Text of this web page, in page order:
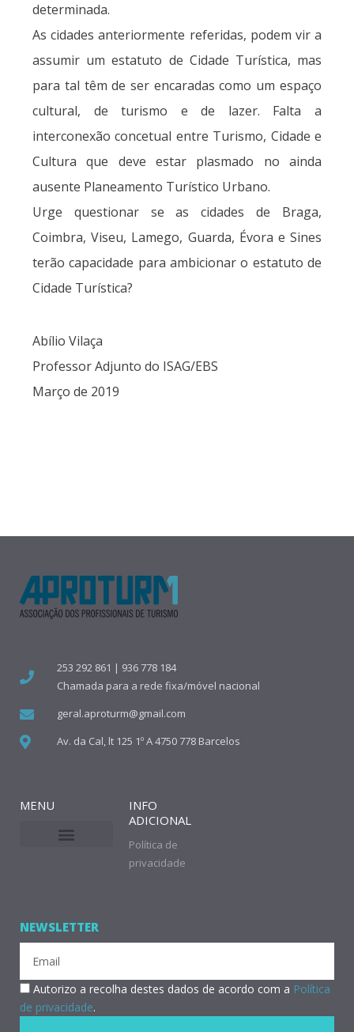
determinada.
As cidades anteriormente referidas, podem vir a
assumir um estatuto de Cidade Turística, mas
para tal têm de ser encaradas como um espaço
cultural, de turismo e de lazer. Falta a
interconexão concetual entre Turismo, Cidade e
Cultura que deve estar plasmado no ainda
ausente Planeamento Turístico Urbano.
Urge questionar se as cidades de Braga,
Coimbra, Viseu, Lamego, Guarda, Évora e Sines
terão capacidade para ambicionar o estatuto de
Cidade Turística?
Abílio Vilaça
Professor Adjunto do ISAG/EBS
Março de 2019
253 292 861 | 936 778 184
Chamada para a rede fixa/móvel nacional
geral.aproturm@gmail.com
Av. da Cal, lt 125 1º A 4750 778 Barcelos
MENU
INFO
ADICIONAL
Política de
privacidade
NEWSLETTER
RGPDAutorizo a recolha destes dados de acordo com a Política
de privacidade.